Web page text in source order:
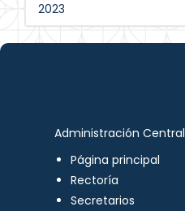
2023
Administración Central
Página principal
Rectoría
Secretarios